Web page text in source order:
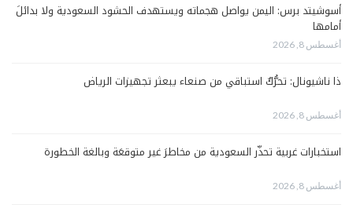
أسوشيتد برس: اليمن يواصل هجماته ويستهدف الحشود السعودية ولا بدائلَ
أمامها
أغسطس 8, 2026
ذا ناشيونال: تحرُّكٌ استباقي من صنعاء يبعثر تجهيزات الرياض
أغسطس 8, 2026
استخبارات غربية تحذّر السعودية من مخاطرَ غير متوقعَة وبالغة الخطورة
أغسطس 8, 2026